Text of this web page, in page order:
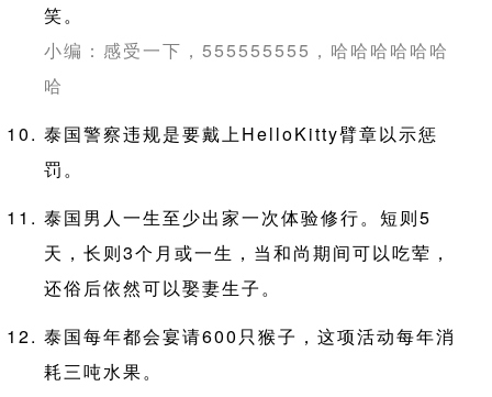
笑。
小编：感受一下，555555555，哈哈哈哈哈哈
哈
泰国警察违规是要戴上HelloKitty臂章以示惩
罚。
泰国男人一生至少出家一次体验修行。短则5
天，长则3个月或一生，当和尚期间可以吃荤，
还俗后依然可以娶妻生子。
泰国每年都会宴请600只猴子，这项活动每年消
耗三吨水果。